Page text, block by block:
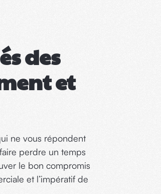
des
et
ne vous répondent
perdre un temps
le bon compromis
et l’impératif de